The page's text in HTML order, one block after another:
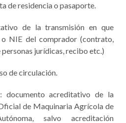
de residencia o pasaporte.
de la transmisión en que
NIE del comprador (contrato,
jurídicas, recibo etc.)
de circulación.
documento acreditativo de la
de Maquinaria Agrícola de
salvo acreditación